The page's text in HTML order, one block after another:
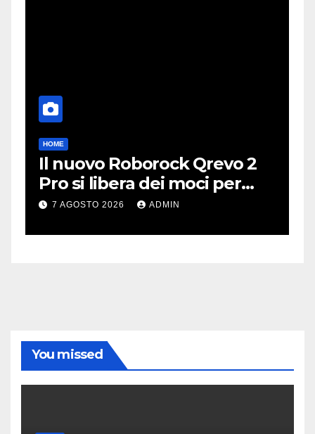
HOME
Il nuovo Roborock Qrevo 2
Pro si libera dei moci per
pulire i tappeti | PREZZO
7 AGOSTO 2026 ADMIN
You missed